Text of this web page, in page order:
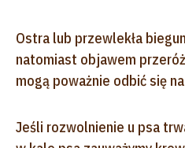
Ostra lub przewlekła
natomiast objawem
mogą poważnie odbić się
Jeśli rozwolnienie u psa